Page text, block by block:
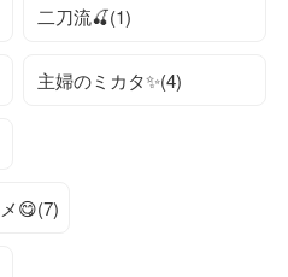
二刀流🍒(1)
主婦のミカタ✨(4)
😋(7)